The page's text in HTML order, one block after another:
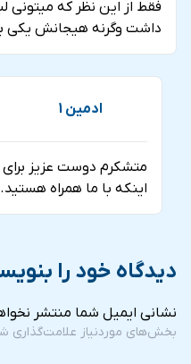
فقط از اين نظر كه
داشت وگرنه هيجانش يكي
ادمین 1
متشكرم دوست عزيز براي
اينكه با ما همراه هستيد.
دیدگاه خود را
نشانی ایمیل شما منتشر
بخش‌های موردنیاز علامت‌گذاری